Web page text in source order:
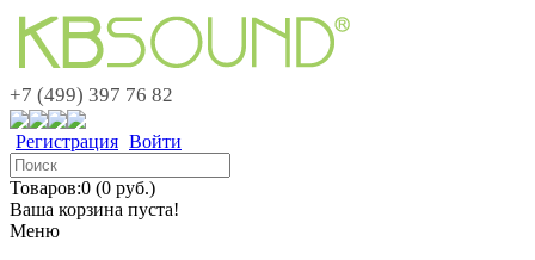
+7 (499) 397 76 82
Регистрация Войти
Товаров:0 (0 руб.)
Ваша корзина пуста!
Меню